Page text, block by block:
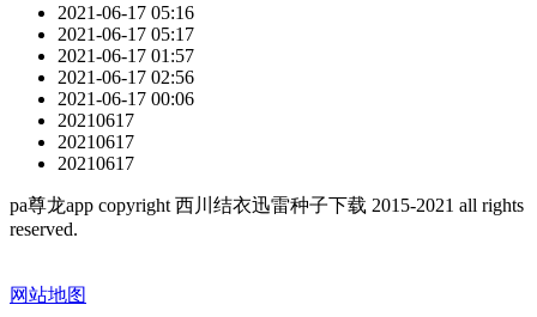
2021-06-17 05:16
2021-06-17 05:17
2021-06-17 01:57
2021-06-17 02:56
2021-06-17 00:06
20210617
20210617
20210617
pa尊龙app copyright 西川结衣迅雷种子下载 2015-2021 all rights
reserved.
网站地图